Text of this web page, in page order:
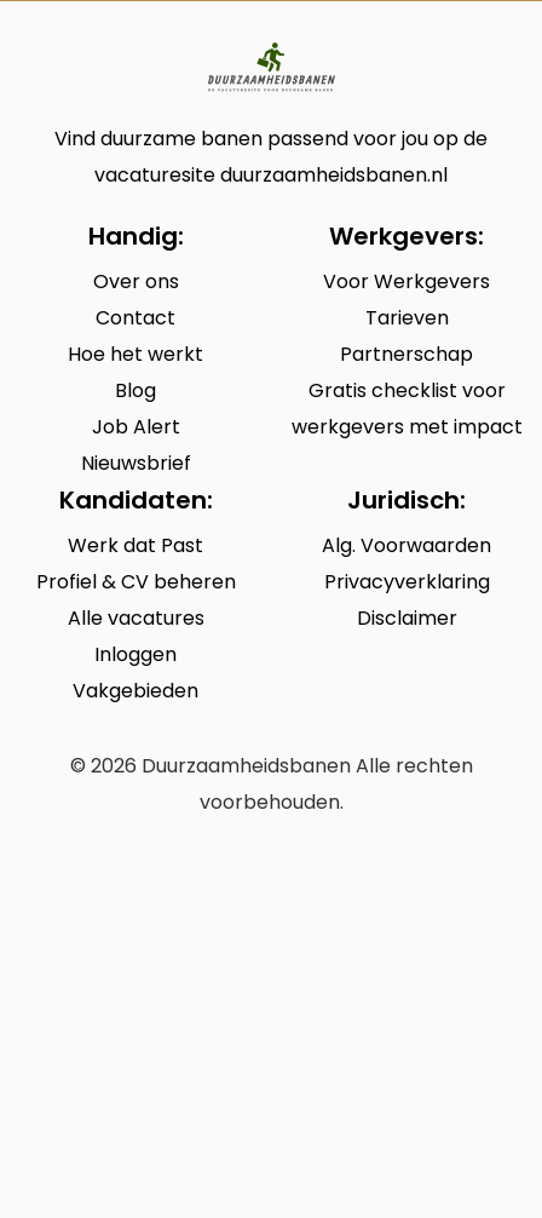
Vind duurzame banen passend voor jou op de
vacaturesite duurzaamheidsbanen.nl
Handig:
Over ons
Contact
Hoe het werkt
Blog
Job Alert
Nieuwsbrief
Werkgevers:
Voor Werkgevers
Tarieven
Partnerschap
Gratis checklist voor
werkgevers met impact
Kandidaten:
Werk dat Past
Profiel & CV beheren
Alle vacatures
Inloggen
Vakgebieden
Juridisch:
Alg. Voorwaarden
Privacyverklaring
Disclaimer
© 2026 Duurzaamheidsbanen Alle rechten
voorbehouden.